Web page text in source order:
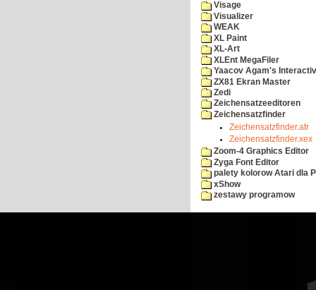
Visage
Visualizer
WEAK
XL Paint
XL-Art
XLEnt MegaFiler
Yaacov Agam's
ZX81 Ekran Master
Zedi
Zeichensatzeeditoren
Zeichensatzfinder
Zeichensatzfinder.atr
Zeichensatzfinder.xex
Zoom-4 Graphics Editor
Zyga Font Editor
palety kolorow Atari dla
xShow
zestawy programow